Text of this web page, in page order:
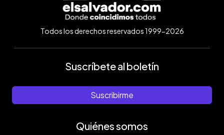
Todos los derechos reservados 1999-2026
Suscríbete al boletín
Suscribirme
Quiénes somos